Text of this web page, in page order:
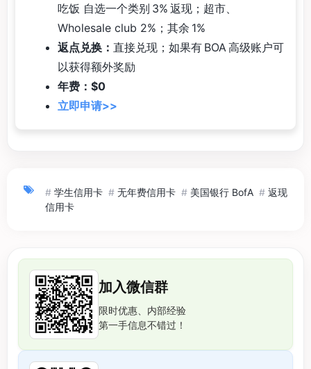
吃饭 自选一个类别 3% 返现；超市、
Wholesale club 2%；其余 1%
返点兑换： 直接兑现；如果有 BOA 高级账户可
以获得额外奖励
年费：$0
立即申请>>
# 学生信用卡 # 无年费信用卡 # 美国银行 BofA # 返现
信用卡
加入微信群
限时优惠、内部经验
第一手信息不错过！